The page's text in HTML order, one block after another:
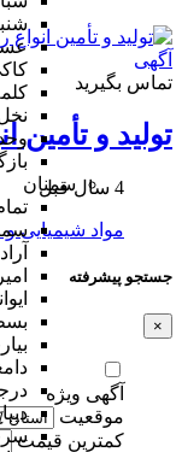
سمنان
تماس بگیرید
تولید و تأمین
4 سال قبل
مواد شیمیایی
جستجو پیشرفته
×
آگهی ویژه
موقعیت
کمترین قیمت